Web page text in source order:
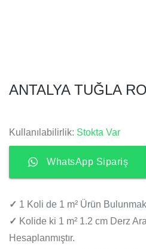
ANTALYA TUĞLA
Kullanılabilirlik: Stokta Var
WhatsApp Sipariş
✓ 1 Koli de 1 m² Ürün
✓ Kolide ki 1 m² 1.2 cm Derz
Hesaplanmıştır.